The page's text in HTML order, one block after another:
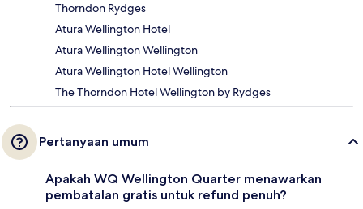
Thorndon Rydges
Atura Wellington Hotel
Atura Wellington Wellington
Atura Wellington Hotel Wellington
The Thorndon Hotel Wellington by Rydges
Pertanyaan umum
Apakah WQ Wellington Quarter menawarkan
pembatalan gratis untuk refund penuh?